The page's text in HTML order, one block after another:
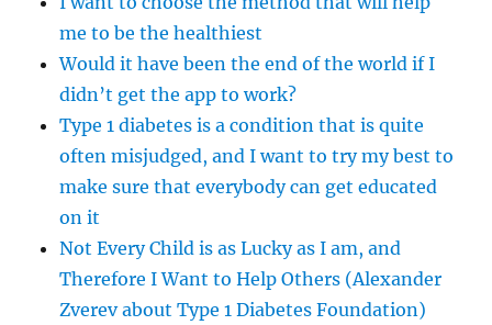
me to be the healthiest
Would it have been the end of the world if I
didn’t get the app to work?
Type 1 diabetes is a condition that is quite
often misjudged, and I want to try my best to
make sure that everybody can get educated
on it
Not Every Child is as Lucky as I am, and
Therefore I Want to Help Others (Alexander
Zverev about Type 1 Diabetes Foundation)